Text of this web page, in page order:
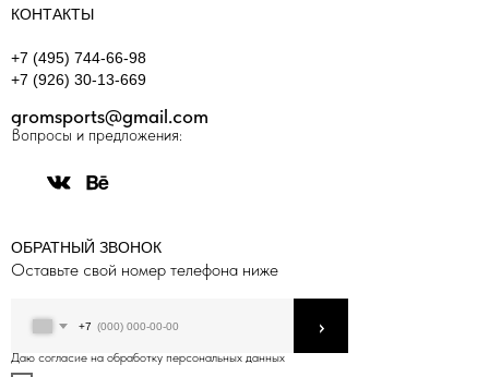
КОНТАКТЫ
+7 (495) 744-66-98
+7 (926) 30-13-669
gromsports@gmail.com
Вопросы и предложения:
ОБРАТНЫЙ ЗВОНОК
Оставьте свой номер телефона ниже
+7
Даю согласие на обработку персональных данных
›